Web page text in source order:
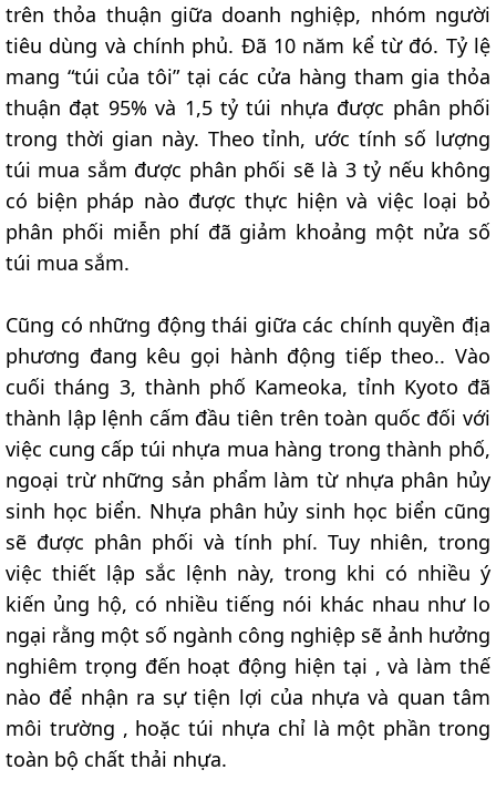
trên thỏa thuận giữa doanh nghiệp, nhóm người
tiêu dùng và chính phủ. Đã 10 năm kể từ đó. Tỷ lệ
mang “túi của tôi” tại các cửa hàng tham gia thỏa
thuận đạt 95% và 1,5 tỷ túi nhựa được phân phối
trong thời gian này. Theo tỉnh, ước tính số lượng
túi mua sắm được phân phối sẽ là 3 tỷ nếu không
có biện pháp nào được thực hiện và việc loại bỏ
phân phối miễn phí đã giảm khoảng một nửa số
túi mua sắm.
Cũng có những động thái giữa các chính quyền địa
phương đang kêu gọi hành động tiếp theo.. Vào
cuối tháng 3, thành phố Kameoka, tỉnh Kyoto đã
thành lập lệnh cấm đầu tiên trên toàn quốc đối với
việc cung cấp túi nhựa mua hàng trong thành phố,
ngoại trừ những sản phẩm làm từ nhựa phân hủy
sinh học biển. Nhựa phân hủy sinh học biển cũng
sẽ được phân phối và tính phí. Tuy nhiên, trong
việc thiết lập sắc lệnh này, trong khi có nhiều ý
kiến ủng hộ, có nhiều tiếng nói khác nhau như lo
ngại rằng một số ngành công nghiệp sẽ ảnh hưởng
nghiêm trọng đến hoạt động hiện tại , và làm thế
nào để nhận ra sự tiện lợi của nhựa và quan tâm
môi trường , hoặc túi nhựa chỉ là một phần trong
toàn bộ chất thải nhựa.